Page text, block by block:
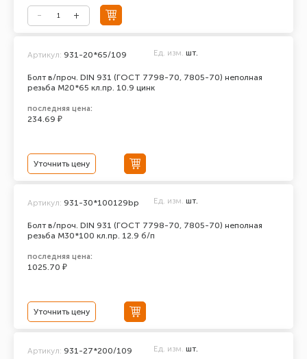
Болт в/проч. DIN 931 (ГОСТ 7798-70, 7805-70) неполная
резьба М20*65 кл.пр. 10.9 цинк
Артикул: 931-20*65/109 Ед. изм. шт.
последняя цена:
234.69 ₽
Уточнить цену
Болт в/проч. DIN 931 (ГОСТ 7798-70, 7805-70) неполная
резьба М30*100 кл.пр. 12.9 б/п
Артикул: 931-30*100129bp Ед. изм. шт.
последняя цена:
1025.70 ₽
Уточнить цену
Артикул: 931-27*200/109 Ед. изм. шт.